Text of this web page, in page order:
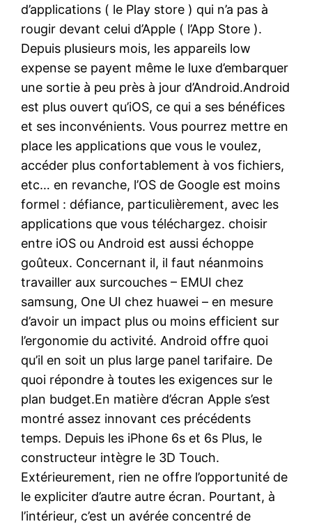
d’applications ( le Play store ) qui n’a pas à
rougir devant celui d’Apple ( l’App Store ).
Depuis plusieurs mois, les appareils low
expense se payent même le luxe d’embarquer
une sortie à peu près à jour d’Android.Android
est plus ouvert qu’iOS, ce qui a ses bénéfices
et ses inconvénients. Vous pourrez mettre en
place les applications que vous le voulez,
accéder plus confortablement à vos fichiers,
etc… en revanche, l’OS de Google est moins
formel : défiance, particulièrement, avec les
applications que vous téléchargez. choisir
entre iOS ou Android est aussi échoppe
goûteux. Concernant il, il faut néanmoins
travailler aux surcouches – EMUI chez
samsung, One UI chez huawei – en mesure
d’avoir un impact plus ou moins efficient sur
l’ergonomie du activité. Android offre quoi
qu’il en soit un plus large panel tarifaire. De
quoi répondre à toutes les exigences sur le
plan budget.En matière d’écran Apple s’est
montré assez innovant ces précédents
temps. Depuis les iPhone 6s et 6s Plus, le
constructeur intègre le 3D Touch.
Extérieurement, rien ne offre l’opportunité de
le expliciter d’autre autre écran. Pourtant, à
l’intérieur, c’est un avérée concentré de